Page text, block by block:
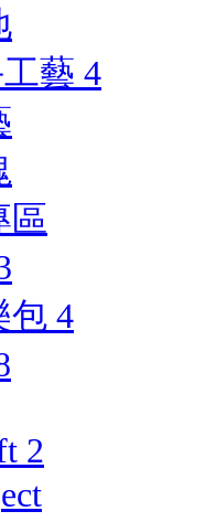
藝 4
區
包 4
2